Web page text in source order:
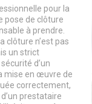
pour la
pose de clôture
à prendre.
clôture n’est pas
un strict
d’un
mise en œuvre de
correctement,
prestataire